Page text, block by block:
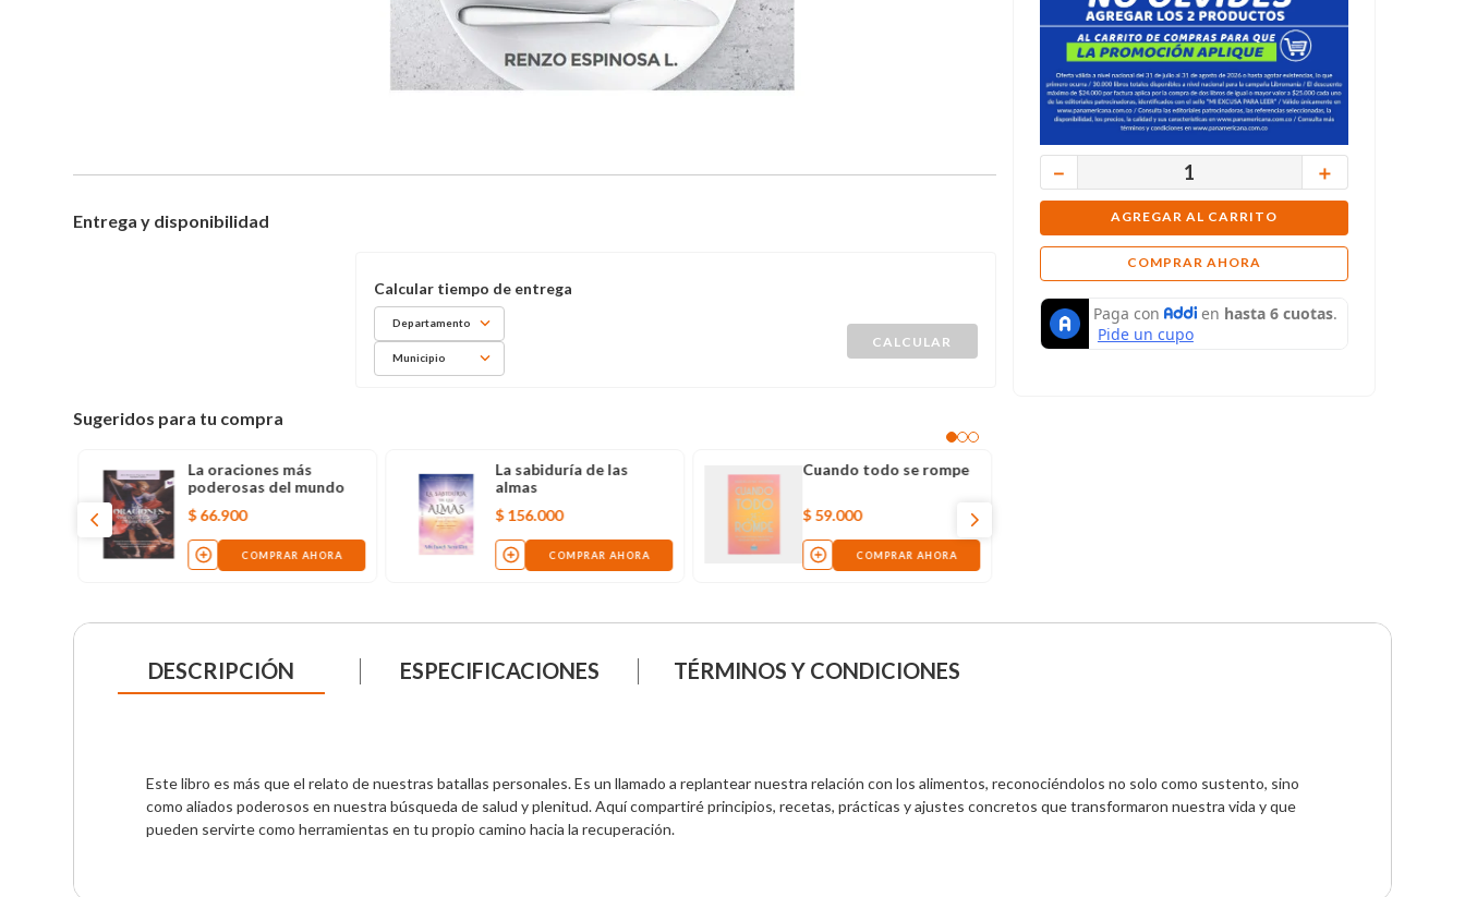
Entrega y disponibilidad
Departamento
Municipio
Sugeridos para tu compra
La oraciones más
poderosas del mundo
$ 66.900
COMPRAR AHORA
La sabiduría de las
almas
$ 156.000
COMPRAR AHORA
Cuando todo se rompe
$ 59.000
COMPRAR AHORA
＋
－
AGREGAR AL CARRITO
COMPRAR AHORA
DESCRIPCIÓN ESPECIFICACIONES TÉRMINOS Y CONDICIONES
Este libro es más que el relato de nuestras batallas personales. Es un llamado a replantear nuestra relación con los alimentos, reconociéndolos no solo como sustento, sino
como aliados poderosos en nuestra búsqueda de salud y plenitud. Aquí compartiré principios, recetas, prácticas y ajustes concretos que transformaron nuestra vida y que
pueden servirte como herramientas en tu propio camino hacia la recuperación.